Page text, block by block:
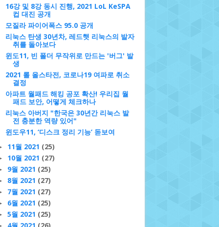
16강 및 8강 동시 진행, 2021 LoL KeSPA
컵 대진 공개
모질라 파이어폭스 95.0 공개
리눅스 탄생 30년차, 레드햇 리눅스의 발자
취를 돌아보다
윈도11, 빈 폴더 무작위로 만드는 '버그' 발
생
2021 롤 올스타전, 코로나19 여파로 취소
결정
아파트 월패드 해킹 공포 확산! 우리집 월
패드 보안, 어떻게 체크하나
리눅스 아버지 "한국은 30년간 리눅스 발
전 충분한 역량 있어"
윈도우11, ‘디스크 정리 기능’ 돋보여
11월 2021 (25)
10월 2021 (27)
9월 2021 (25)
8월 2021 (27)
7월 2021 (27)
6월 2021 (25)
5월 2021 (25)